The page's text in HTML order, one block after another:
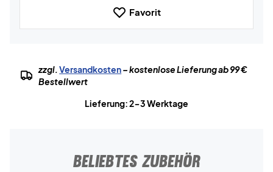
Favorit
zzgl.Versandkosten– kostenlose Lieferung ab 99 €
Bestellwert
Lieferung: 2-3 Werktage
BELIEBTES ZUBEHÖR